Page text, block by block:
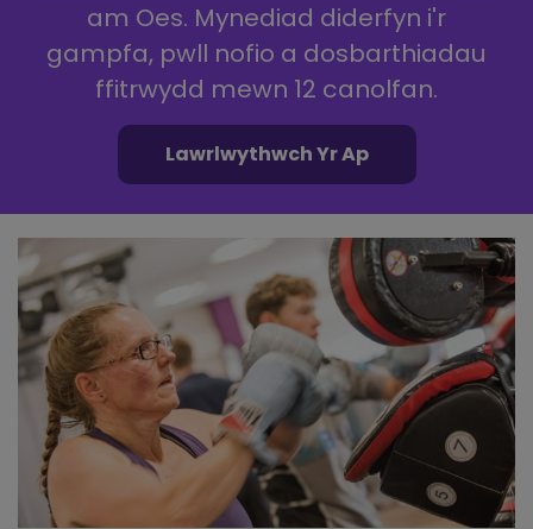
am Oes. Mynediad diderfyn i'r
gampfa, pwll nofio a dosbarthiadau
ffitrwydd mewn 12 canolfan.
Lawrlwythwch Yr Ap